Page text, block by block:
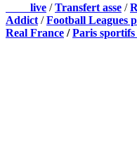
live /Transfert asse /
Addict /Football Leagues
Real France /Paris